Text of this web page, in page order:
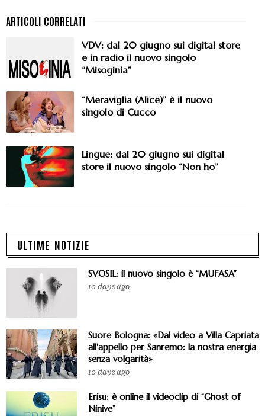
VDV: dal 20 giugno sui digital store
e in radio il nuovo singolo
“Misoginia”
“Meraviglia (Alice)” è il nuovo
singolo di Cucco
Lingue: dal 20 giugno sui digital
store il nuovo singolo “Non ho”
ULTIME NOTIZIE
SVOSIL: il nuovo singolo è “MUFASA”
10 days ago
Suore Bologna: «Dal video a Villa Capriata
all'appello per Sanremo: la nostra energia
senza volgarità»
10 days ago
Erisu: è online il videoclip di “Ghost of
Ninive”